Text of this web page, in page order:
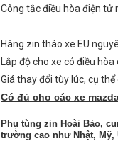
Công tắc điều hòa điện tử
Hàng zin tháo xe EU
Lắp độ cho xe có điều
Giá thay đổi tùy lúc, cụ thể
Có đủ cho các xe
Phụ tùng zin Hoài Bảo,
trường cao như Nhật, Mỹ,